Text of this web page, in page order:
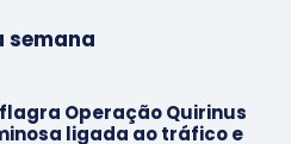
semana
Operação Quirinus
ligada ao tráfico e